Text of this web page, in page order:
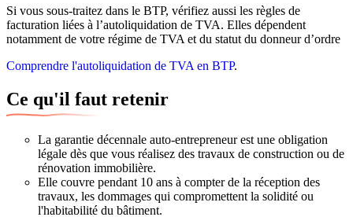
Si vous sous-traitez dans le BTP, vérifiez aussi les règles de
facturation liées à l’autoliquidation de TVA. Elles dépendent
notamment de votre régime de TVA et du statut du donneur d’ordre
Comprendre l'autoliquidation de TVA en BTP.
Ce qu'il faut retenir
La garantie décennale auto-entrepreneur est une obligation
légale dès que vous réalisez des travaux de construction ou de
rénovation immobilière.
Elle couvre pendant 10 ans à compter de la réception des
travaux, les dommages qui compromettent la solidité ou
l'habitabilité du bâtiment.